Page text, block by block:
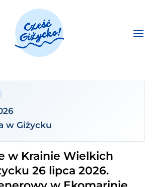
w Giżycku
w Krainie Wielkich
26 lipca 2026.